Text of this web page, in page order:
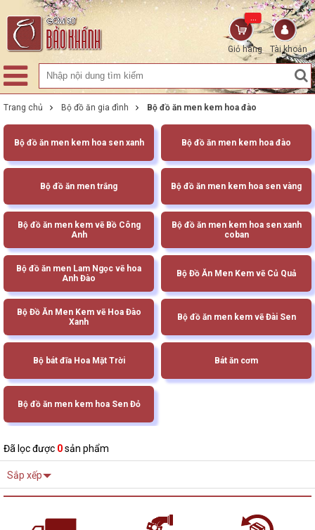
Tài khoản
Giỏ hàng
...
Trang chủ Bộ đồ ăn gia đình Bộ đồ ăn men kem hoa đào
Bộ đồ ăn men kem hoa sen xanh Bộ đồ ăn men kem hoa đào
Bộ đồ ăn men trắng Bộ đồ ăn men kem hoa sen vàng
Bộ đồ ăn men kem vẽ Bồ Công
Anh
Bộ đồ ăn men kem hoa sen xanh
coban
Bộ đồ ăn men Lam Ngọc vẽ hoa
Anh Đào
Bộ Đồ Ăn Men Kem vẽ Củ Quả
Bộ Đồ Ăn Men Kem vẽ Hoa Đào
Xanh
Bộ đồ ăn men kem vẽ Đài Sen
Bộ bát đĩa Hoa Mặt Trời Bát ăn cơm
Bộ đồ ăn men kem hoa Sen Đỏ
Đã lọc được 0sản phẩm
Sắp xếp